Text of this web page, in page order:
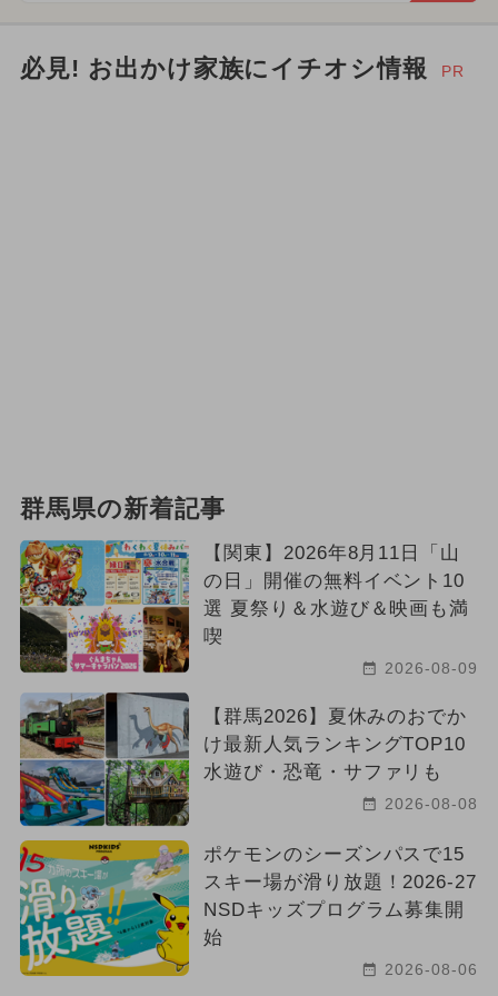
必見! お出かけ家族にイチオシ情報 PR
群馬県の新着記事
【関東】2026年8月11日「山
の日」開催の無料イベント10
選 夏祭り＆水遊び＆映画も満
喫
2026-08-09
【群馬2026】夏休みのおでか
け最新人気ランキングTOP10
水遊び・恐竜・サファリも
2026-08-08
ポケモンのシーズンパスで15
スキー場が滑り放題！2026-27
NSDキッズプログラム募集開
始
2026-08-06